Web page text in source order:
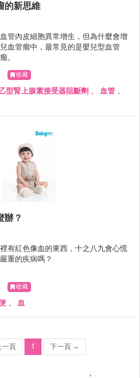
的新思維
管內皮細胞異常增生，但為什麼會增
血管瘤中，最常見的是嬰兒型血管
。
收藏
型腎上腺素接受器阻斷劑 、 血管 、
辦？
有紅色像血的東西，十之八九會心慌
重的疾病嗎？
收藏
、 血
一頁 1 下一頁 →
;